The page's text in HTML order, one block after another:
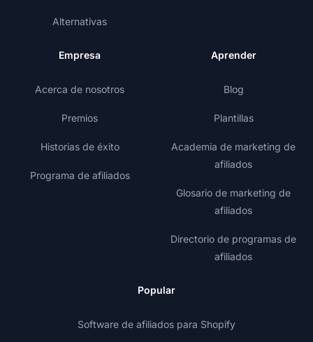
Alternativas
Empresa
Acerca de nosotros
Premios
Historias de éxito
Programa de afiliados
Aprender
Blog
Plantillas
Academia de marketing de
afiliados
Glosario de marketing de
afiliados
Directorio de programas de
afiliados
Popular
Software de afiliados para Shopify